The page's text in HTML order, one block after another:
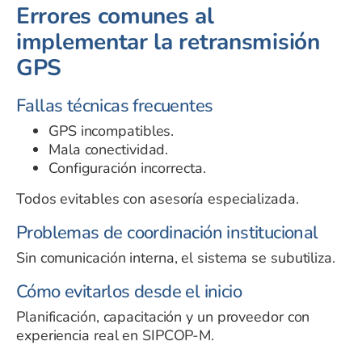
Errores comunes al
implementar la retransmisión
GPS
Fallas técnicas frecuentes
GPS incompatibles.
Mala conectividad.
Configuración incorrecta.
Todos evitables con asesoría especializada.
Problemas de coordinación institucional
Sin comunicación interna, el sistema se subutiliza.
Cómo evitarlos desde el inicio
Planificación, capacitación y un proveedor con
experiencia real en SIPCOP-M.